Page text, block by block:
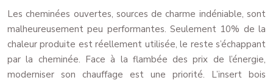
Les cheminées ouvertes, sources de charme indéniable, sont
malheureusement peu performantes. Seulement 10% de la
chaleur produite est réellement utilisée, le reste s’échappant
par la cheminée. Face à la flambée des prix de l’énergie,
moderniser son chauffage est une priorité. L’insert bois